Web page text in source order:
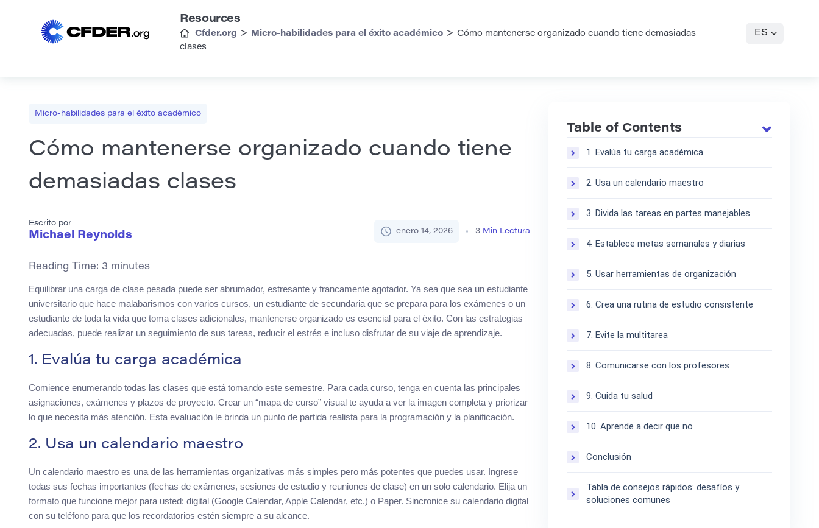
Resources
Cfder.org > Micro-habilidades para el éxito académico > Cómo mantenerse organizado cuando tiene demasiadas
clases
ES
Micro-habilidades para el éxito académico
Cómo mantenerse organizado cuando tiene
demasiadas clases
Escrito por
Michael Reynolds enero 14, 2026 3 Min Lectura
Reading Time: 3 minutes
Equilibrar una carga de clase pesada puede ser abrumador, estresante y francamente agotador. Ya sea que sea un estudiante
universitario que hace malabarismos con varios cursos, un estudiante de secundaria que se prepara para los exámenes o un
estudiante de toda la vida que toma clases adicionales, mantenerse organizado es esencial para el éxito. Con las estrategias
adecuadas, puede realizar un seguimiento de sus tareas, reducir el estrés e incluso disfrutar de su viaje de aprendizaje.
1. Evalúa tu carga académica
Comience enumerando todas las clases que está tomando este semestre. Para cada curso, tenga en cuenta las principales
asignaciones, exámenes y plazos de proyecto. Crear un “mapa de curso” visual te ayuda a ver la imagen completa y priorizar
lo que necesita más atención. Esta evaluación le brinda un punto de partida realista para la programación y la planificación.
2. Usa un calendario maestro
Un calendario maestro es una de las herramientas organizativas más simples pero más potentes que puedes usar. Ingrese
todas sus fechas importantes (fechas de exámenes, sesiones de estudio y reuniones de clase) en un solo calendario. Elija un
formato que funcione mejor para usted: digital (Google Calendar, Apple Calendar, etc.) o Paper. Sincronice su calendario digital
con su teléfono para que los recordatorios estén siempre a su alcance.
Table of Contents
1. Evalúa tu carga académica
2. Usa un calendario maestro
3. Divida las tareas en partes manejables
4. Establece metas semanales y diarias
5. Usar herramientas de organización
6. Crea una rutina de estudio consistente
7. Evite la multitarea
8. Comunicarse con los profesores
9. Cuida tu salud
10. Aprende a decir que no
Conclusión
Tabla de consejos rápidos: desafíos y
soluciones comunes